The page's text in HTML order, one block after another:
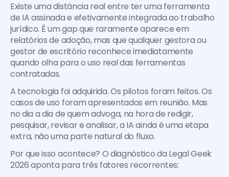
Existe uma distância real entre ter uma ferramenta
de IA assinada e efetivamente integrada ao trabalho
jurídico. É um gap que raramente aparece em
relatórios de adoção, mas que qualquer gestora ou
gestor de escritório reconhece imediatamente
quando olha para o uso real das ferramentas
contratadas.
A tecnologia foi adquirida. Os pilotos foram feitos. Os
casos de uso foram apresentados em reunião. Mas
no dia a dia de quem advoga, na hora de redigir,
pesquisar, revisar e analisar, a IA ainda é uma etapa
extra, não uma parte natural do fluxo.
Por que isso acontece? O diagnóstico da Legal Geek
2026 aponta para três fatores recorrentes: